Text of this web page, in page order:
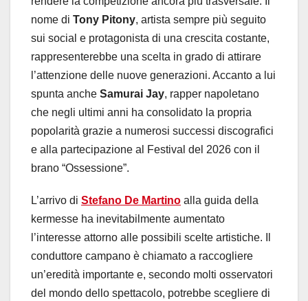
nome di Tony Pitony, artista sempre più seguito
sui social e protagonista di una crescita costante,
rappresenterebbe una scelta in grado di attirare
l’attenzione delle nuove generazioni. Accanto a lui
spunta anche Samurai Jay, rapper napoletano
che negli ultimi anni ha consolidato la propria
popolarità grazie a numerosi successi discografici
e alla partecipazione al Festival del 2026 con il
brano “Ossessione”.
L’arrivo di Stefano De Martino alla guida della
kermesse ha inevitabilmente aumentato
l’interesse attorno alle possibili scelte artistiche. Il
conduttore campano è chiamato a raccogliere
un’eredità importante e, secondo molti osservatori
del mondo dello spettacolo, potrebbe scegliere di